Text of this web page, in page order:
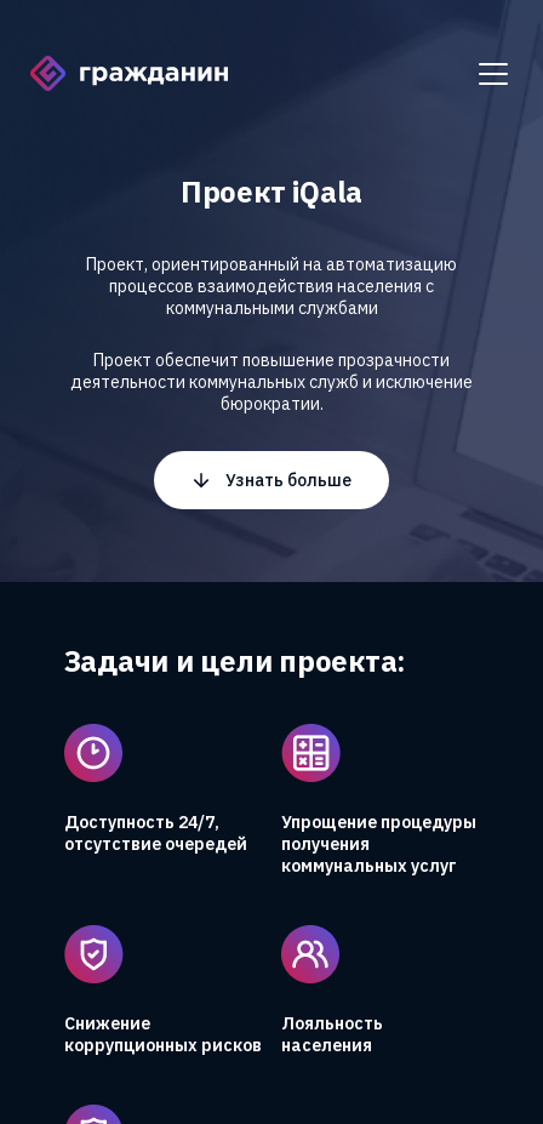
Проект iQala
Проект, ориентированный на автоматизацию
процессов взаимодействия населения с
коммунальными службами
Проект обеспечит повышение прозрачности
деятельности коммунальных служб и исключение
бюрократии.
Узнать больше
Задачи и цели проекта:
Доступность 24/7,
отсутствие очередей
Упрощение процедуры
получения
коммунальных услуг
Снижение
коррупционных рисков
Лояльность
населения